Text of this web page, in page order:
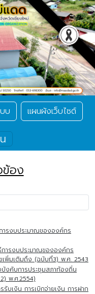
บ แผนผังเว็บไซต์
อง
ารงบประมาณขององค์กร
การงบประมาณขององค์กร
พิ่มเติมถึง (ฉบับที่3) พ.ศ. 2543
งคับการประชุมสภาท้องถิ่น
พ.ศ.2554)
บเงิน การเบิกจ่ายเงิน การฝาก